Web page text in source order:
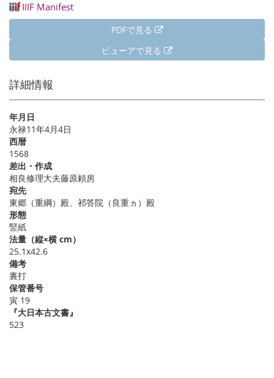
IIIF Manifest
PDFで見る
ビューアで見る
詳細情報
年月日
永禄11年4月4日
西暦
1568
差出・作成
相良修理大夫藤原頼房
宛先
東郷（重綱）殿、祁答院（良重ヵ）殿
形態
竪紙
法量（縦×横 cm）
25.1x42.6
備考
裏打
保管番号
寅 19
『大日本古文書』
523